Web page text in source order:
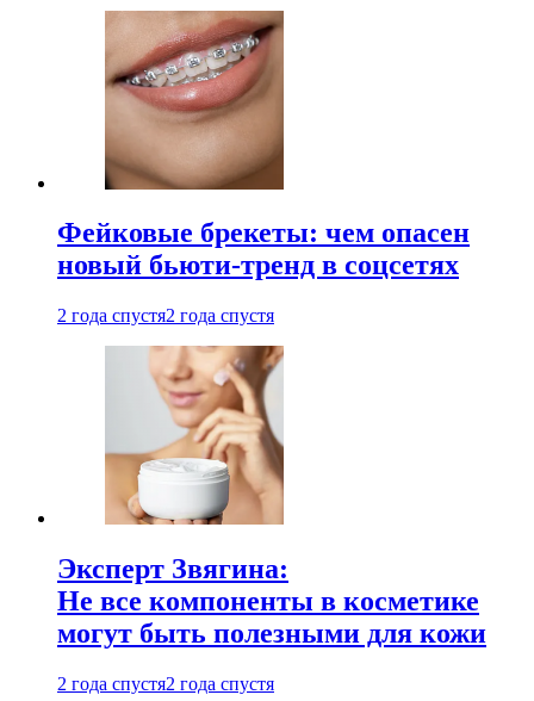
Фейковые брекеты: чем опасен
новый бьюти-тренд в соцсетях
2 года спустя2 года спустя
Эксперт Звягина:
Не все компоненты в косметике
могут быть полезными для кожи
2 года спустя2 года спустя